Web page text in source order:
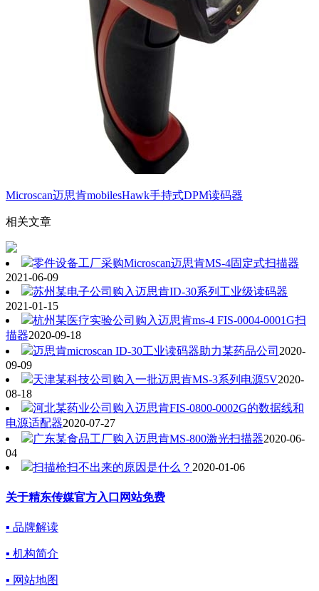
Microscan迈思肯mobilesHawk手持式DPM读码器
相关文章
零件设备工厂采购Microscan迈思肯MS-4固定式扫描器
2021-06-09
苏州某电子公司购入迈思肯ID-30系列工业级读码器
2021-01-15
杭州某医疗实验公司购入迈思肯ms-4 FIS-0004-0001G扫
描器2020-09-18
迈思肯microscan ID-30工业读码器助力某药品公司 2020-
09-09
天津某科技公司购入一批迈思肯MS-3系列电源5V2020-
08-18
河北某药业公司购入迈思肯FIS-0800-0002G的数据线和
电源适配器2020-07-27
广东某食品工厂购入迈思肯MS-800激光扫描器2020-06-
04
扫描枪扫不出来的原因是什么？ 2020-01-06
关于精东传媒官方入口网站免费
▪ 品牌解读
▪ 机构简介
▪ 网站地图